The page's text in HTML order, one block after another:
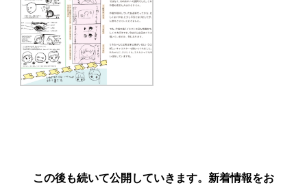
この後も続いて公開していきます。新着情報をお